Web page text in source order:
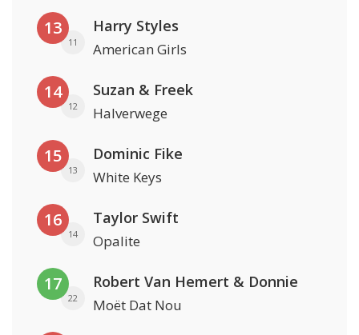
13
11
Harry Styles
American Girls
14
12
Suzan & Freek
Halverwege
15
13
Dominic Fike
White Keys
16
14
Taylor Swift
Opalite
17
22
Robert Van Hemert & Donnie
Moët Dat Nou